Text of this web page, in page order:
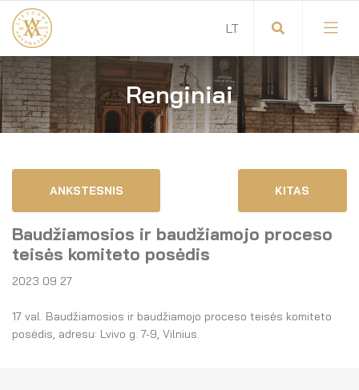
Visuotinis advokatų susirinkimas
Advokatų tarybos pirmininkas
Advokatų taryba
Komitetai
Garbės teismas
Administracija
Savitarna
Savivaldos teisės aktai
Dokumentų atmintinė
Gynėjas
Renginiai
ANKSTESNIS KITAS
Baudžiamosios ir baudžiamojo proceso
teisės komiteto posėdis
2023 09 27
17 val. Baudžiamosios ir baudžiamojo proceso teisės komiteto
posėdis, adresu: Lvivo g. 7-9, Vilnius.